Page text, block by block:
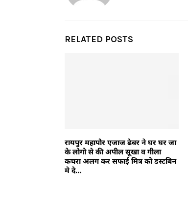
RELATED POSTS
रायपुर महापौर एजाज ढेबर ने घर घर जा
के लोगो से की अपील सूखा व गीला
कचरा अलग कर सफाई मित्र को डस्टबिन
मे दे…